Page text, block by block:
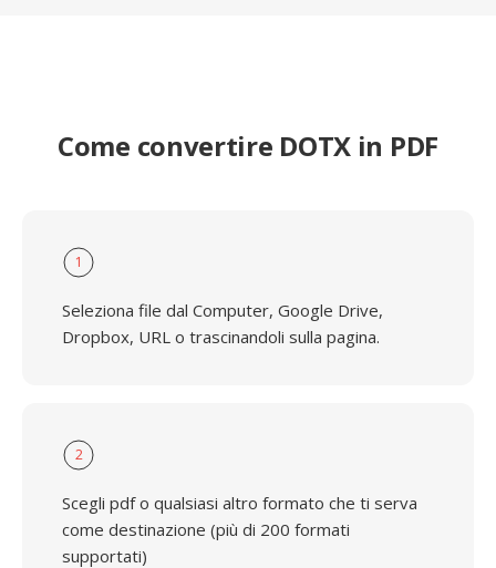
Come convertire DOTX in PDF
1
Seleziona file dal Computer, Google Drive,
Dropbox, URL o trascinandoli sulla pagina.
2
Scegli pdf o qualsiasi altro formato che ti serva
come destinazione (più di 200 formati
supportati)